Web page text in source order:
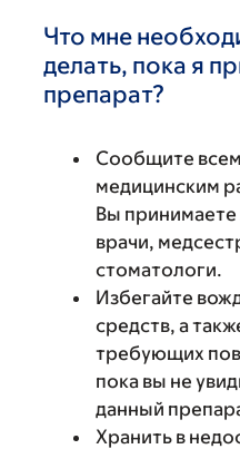
Что мне
делать, пока я
препарат?
Сообщите
медицинским
Вы принимаете
врачи,
стоматологи.
Избегайте
средств, а
требующих
пока вы не
данный
Хранить в